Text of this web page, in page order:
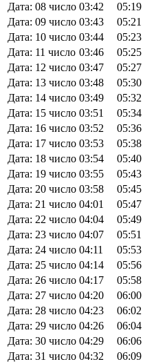
Дата: 08 число 03:42 05:19
Дата: 09 число 03:43 05:21
Дата: 10 число 03:44 05:23
Дата: 11 число 03:46 05:25
Дата: 12 число 03:47 05:27
Дата: 13 число 03:48 05:30
Дата: 14 число 03:49 05:32
Дата: 15 число 03:51 05:34
Дата: 16 число 03:52 05:36
Дата: 17 число 03:53 05:38
Дата: 18 число 03:54 05:40
Дата: 19 число 03:55 05:43
Дата: 20 число 03:58 05:45
Дата: 21 число 04:01 05:47
Дата: 22 число 04:04 05:49
Дата: 23 число 04:07 05:51
Дата: 24 число 04:11 05:53
Дата: 25 число 04:14 05:56
Дата: 26 число 04:17 05:58
Дата: 27 число 04:20 06:00
Дата: 28 число 04:23 06:02
Дата: 29 число 04:26 06:04
Дата: 30 число 04:29 06:06
Дата: 31 число 04:32 06:09